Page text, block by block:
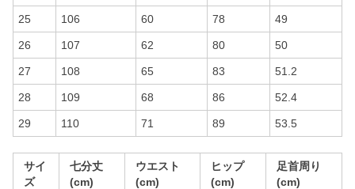
25 106 60 78 49
26 107 62 80 50
27 108 65 83 51.2
28 109 68 86 52.4
29 110 71 89 53.5
サイ
ズ
七分丈
(cm)
ウエスト
(cm)
ヒップ
(cm)
足首周り
(cm)